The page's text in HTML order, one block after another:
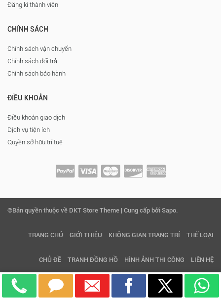
Đăng kí thành viên
CHÍNH SÁCH
Chính sách vận chuyển
Chính sách đổi trả
Chính sách bảo hành
ĐIỀU KHOẢN
Điều khoản giao dịch
Dịch vụ tiện ích
Quyền sở hữu trí tuệ
©Bản quyền thuộc về DKT Store Theme | Cung cấp bởi Sapo.
TRANG CHỦ GIỚI THIỆU KHÔNG GIAN TRANG TRÍ THỂ LOẠI
CHỦ ĐỀ TRANH ĐỒNG HỒ HÌNH ẢNH THI CÔNG LIÊN HỆ